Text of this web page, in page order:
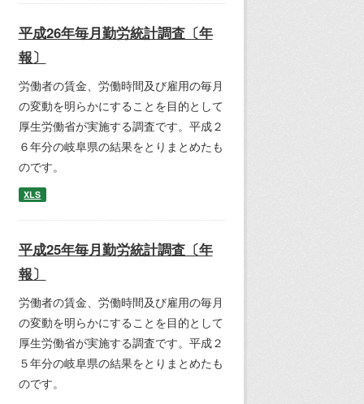
平成26年毎月勤労統計調査〔年
報〕
労働者の賃金、労働時間及び雇用の毎月
の変動を明らかにすることを目的として
厚生労働省が実施する調査です。平成２
６年分の岐阜県の結果をとりまとめたも
のです。
XLS
平成25年毎月勤労統計調査〔年
報〕
労働者の賃金、労働時間及び雇用の毎月
の変動を明らかにすることを目的として
厚生労働省が実施する調査です。平成２
５年分の岐阜県の結果をとりまとめたも
のです。